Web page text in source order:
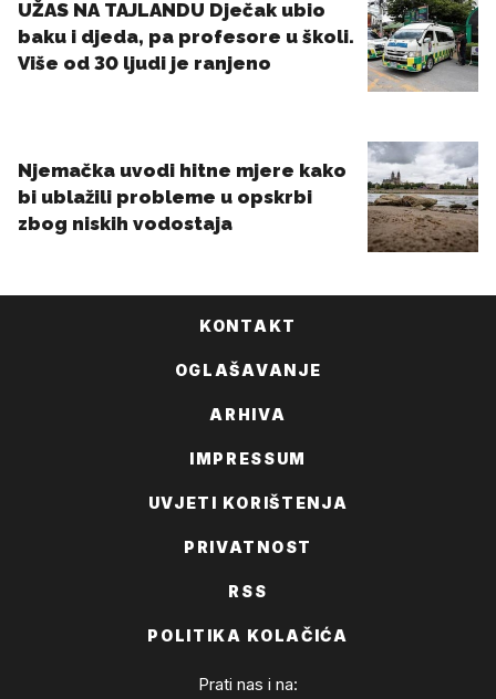
KONTAKT
OGLAŠAVANJE
ARHIVA
IMPRESSUM
UVJETI KORIŠTENJA
PRIVATNOST
RSS
POLITIKA KOLAČIĆA
Prati nas i na: